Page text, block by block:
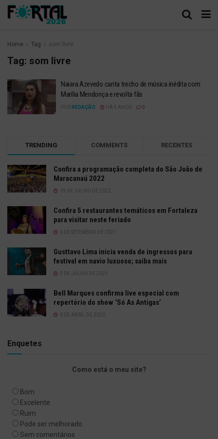
Home Tag som livre
Tag: som livre
Naiara Azevedo canta trecho de música inédita com
Marília Mendonça e revolta fãs
POR REDAÇÃO HÁ 5 ANOS
TRENDING COMMENTS RECENTES
Confira a programação completa do São João de
Maracanaú 2022
19 DE JULHO DE 2022
Confira 5 restaurantes temáticos em Fortaleza
para visitar neste feriado
6 DE SETEMBRO DE 2021
Gusttavo Lima inicia venda de ingressos para
festival em navio luxuoso; saiba mais
9 DE JULHO DE 2021
Bell Marques confirma live especial com
repertório do show ‘Só As Antigas’
6 DE ABRIL DE 2020
Enquetes
Como está o meu site?
Bom
Excelente
Ruim
Pode ser melhorado
Sem comentários